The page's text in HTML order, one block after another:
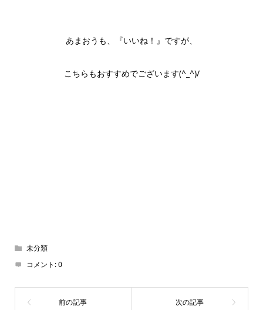
あまおうも、『いいね！』ですが、
こちらもおすすめでございます(^_^)/
未分類
コメント:0